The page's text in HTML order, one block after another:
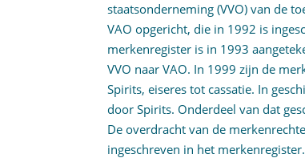
staatsonderneming (VVO) van de
VAO opgericht, die in 1992 is
merkenregister is in 1993
VVO naar VAO. In 1999 zijn de
Spirits, eiseres tot cassatie. In
door Spirits. Onderdeel van dat
De overdracht van de
ingeschreven in het merkenregister.